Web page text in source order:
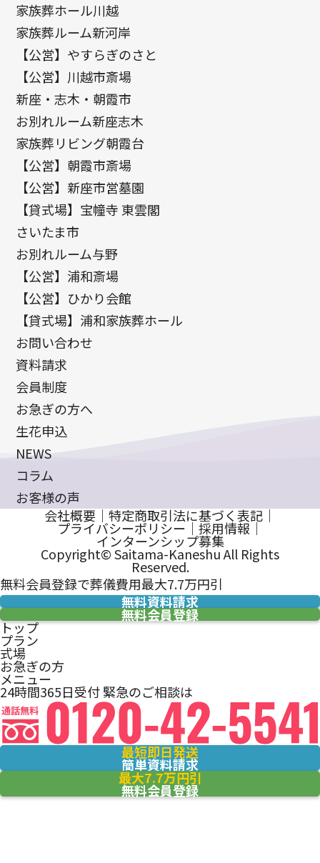
家族葬ホール川越
家族葬ルーム新河岸
【公営】やすらぎのさと
【公営】川越市斎場
新座・志木・朝霞市
お別れルーム新座志木
家族葬リビング朝霞台
【公営】朝霞市斎場
【公営】新座市営墓園
【貸式場】宝幢寺 東雲閣
さいたま市
お別れルーム与野
【公営】浦和斎場
【公営】ひかり会館
【貸式場】浦和家族葬ホール
お問い合わせ
資料請求
会員制度
お急ぎの方へ
生花申込
NEWS
コラム
お客様の声
会社概要 ｜ 特定商取引法に基づく表記 ｜
プライバシーポリシー ｜ 採用情報 ｜
インターンシップ募集
Copyright© Saitama-Kaneshu All Rights
Reserved.
無料会員登録で葬儀費用最大7.7万円引
無料資料請求
無料会員登録
トップ
プラン
式場
お急ぎの方
メニュー
24時間365日受付緊急のご相談は
最短即日発送
簡単資料請求
最大7.7万円引
無料会員登録